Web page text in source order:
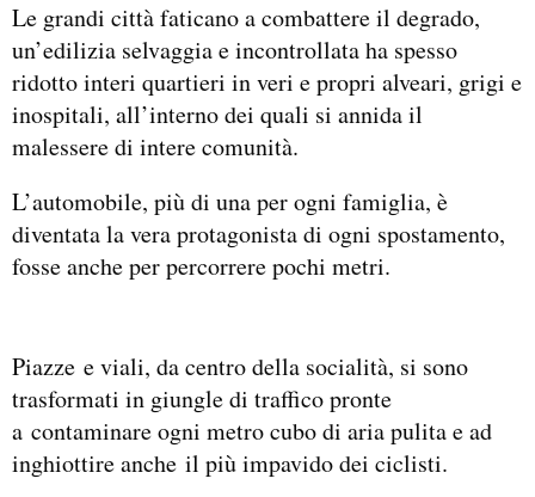
Le grandi città faticano a combattere il degrado,
un’edilizia selvaggia e incontrollata ha spesso
ridotto interi quartieri in veri e propri alveari, grigi e
inospitali, all’interno dei quali si annida il
malessere di intere comunità.
L’automobile, più di una per ogni famiglia, è
diventata la vera protagonista di ogni spostamento,
fosse anche per percorrere pochi metri.
Piazze e viali, da centro della socialità, si sono
trasformati in giungle di traffico pronte
a contaminare ogni metro cubo di aria pulita e ad
inghiottire anche il più impavido dei ciclisti.